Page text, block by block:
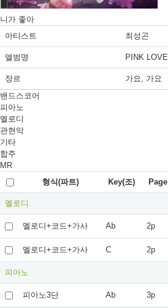
니가 좋아
아티스트
최성곤
앨범명 PINK LOVE
장르
가요, 가요
밴드스코어
피아노
멜로디
관현악
기타
합주
MR
형식(파트)
Key(조) Page
멜로디
멜로디+코드+가사 Ab 2p
멜로디+코드+가사 C 2p
피아노
피아노3단 Ab 3p